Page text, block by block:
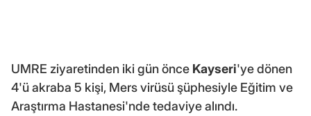
UMRE ziyaretinden iki gün önce Kayseri'ye dönen
4'ü akraba 5 kişi, Mers virüsü şüphesiyle Eğitim ve
Araştırma Hastanesi'nde tedaviye alındı.